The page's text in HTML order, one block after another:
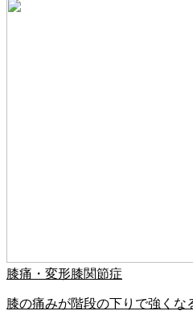
膝痛・変形膝関節症
膝の痛みが階段の下りで強くな